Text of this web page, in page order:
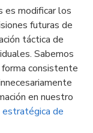
es modificar los
futuras de
táctica de
Sabemos
consistente
en nuestro
estratégica de